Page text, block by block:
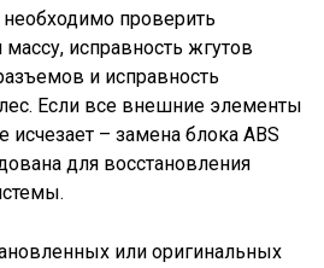
проверить
исправность жгутов
и исправность
Если все внешние элементы
– замена блока ABS
для восстановления
или оригинальных